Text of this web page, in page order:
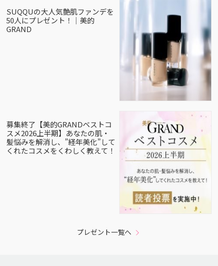
SUQQUの大人気艶肌ファンデを
50人にプレゼント！｜美的
GRAND
募集終了【美的GRANDベストコ
スメ2026上半期】あなたの肌・
髪悩みを解消し、”経年美化”して
くれたコスメをくわしく教えて！
プレゼント一覧へ